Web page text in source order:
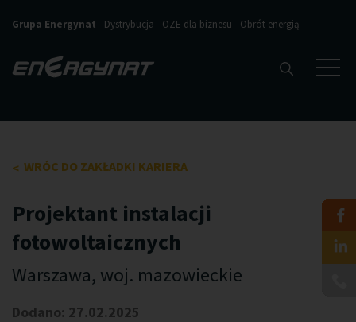
Grupa Energynat Dystrybucja OZE dla biznesu Obrót energią
WRÓC DO ZAKŁADKI KARIERA
Projektant instalacji
fotowoltaicznych
Warszawa, woj. mazowieckie
Dodano: 27.02.2025